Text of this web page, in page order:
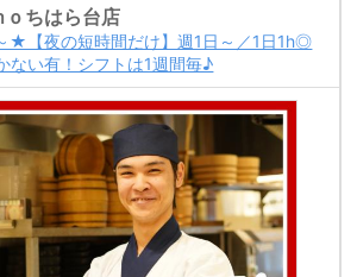
ｏちはら台店
★【夜の短時間だけ】週1日～／1日1h◎
ない有！シフトは1週間毎♪